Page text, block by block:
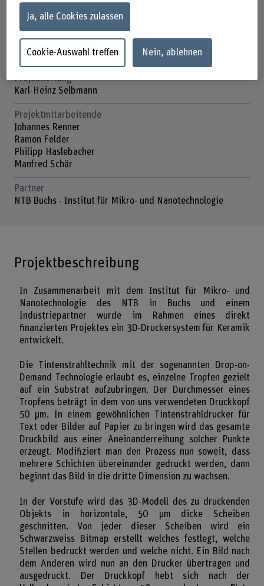
Institut(e)
Institut für Intelligente industrielle Systeme (I3S)
Laufzeit (geplant)
01.02.2012 - 31.01.2014
Projektleitung
Karl-Heinz Selbmann
Projektmitarbeitende
Johannes Renner
Ramon Felder
Philipp Haslebacher
Manfred Schär
Partner
NTB Buchs - Institut für Mikro- und Nanotechnologie
Projektbeschreibung
In Zusammenarbeit mit dem Institut für Mikro- und
Nanotechnologie des NTB in Buchs und einem
Industriepartner wurde im Rahmen eines direkt
finanzierten Projektes ein 3D-Druckersystem für Keramik
entwickelt.
Die Tintenstrahltechnik mit der sogenannten Drop-on-
Demand Technologie erlaubt es, einzelne Tropfen gezielt
auf ein Substrat aufzubringen. Der Durchmesser eines
Tropfens beträgt in dem von uns verwendeten Druckkopf
50 µm. In einem gewöhnlichen Tintenstrahldrucker für
Text oder Bilder auf Papier zu bringen wird das gesamte
Druckbild aus einer Aneinanderreihung solcher Punkte
erzeugt. Modifiziert man den Prozess nun soweit, dass
mehrere Schichten übereinander gedruckt werden, dann
beginnt das Bild in die dritte Dimension zu wachsen.
In der Vorstufe wird das 3D-Modell des zu druckenden
Objekts in horizontale, 50 µm dicke Scheiben
geschnitten. Von jeder dieser Scheiben wird ein
Schwarzweiss Bitmap erstellt welches festlegt, welche
Stellen bedruckt werden und welche nicht. Ein Bild nach
dem Anderen wird nun an den Drucker übertragen und
ausgedruckt. Der Druckkopf hebt sich nach der
Ja, alle Cookies zulassen
Cookie-Auswahl treffen Nein, ablehnen